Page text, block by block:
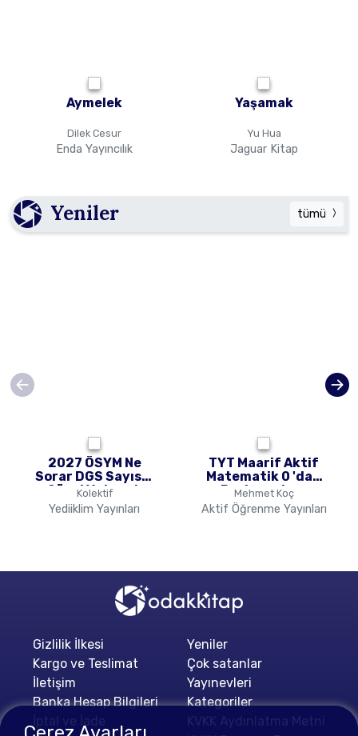
Aymelek
Dilek Cesur
Enda Yayıncılık
Yaşamak
Yu Hua
Jaguar Kitap
Yeniler tümü
2027 ÖSYM Ne
Sorar DGS Sayısal
Sözel Yetenek
Tamamı Çözümlü
Fasikül Fasikül 7
Kolektif
Yediiklim Yayınları
TYT Maarif Aktif
Matematik 0 'dan
Başlayanlara
Mehmet Koç
Aktif Öğrenme Yayınları
Gizlilik İlkesi
Kargo ve Teslimat
İletişim
Banka Hesap Bilgileri
Yeniler
Çok satanlar
Yayınevleri
Kategoriler